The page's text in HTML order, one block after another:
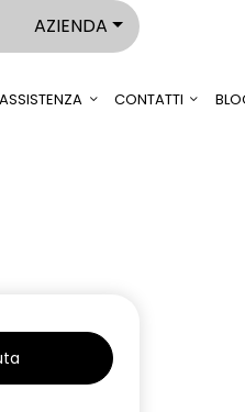
AZIENDA
ASSISTENZA CONTATTI